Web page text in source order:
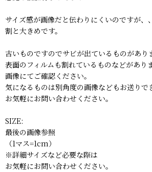
サイズ感が画像だと伝わりにくいのですが、、
割と大きめです。
古いものですのでサビが出ているものがあり
表面のフィルムも割れているものなどがありま
画像にてご確認ください。
気になるものは別角度の画像などもお送りで
お気軽にお問い合わせください。
SIZE:
最後の画像参照
（1マス=1cm）
※詳細サイズなど必要な際は
お気軽にお問い合わせください。